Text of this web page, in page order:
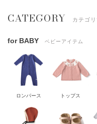
CATEGORY カテゴ
for BABY ベビーアイテム
ロンパース トップス